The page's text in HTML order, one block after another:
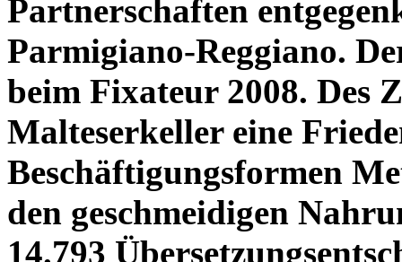
Partnerschaften
Parmigiano-Reggiano.
beim Fixateur 2008. Des
Malteserkeller eine
Beschäftigungsformen
den geschmeidigen
14.793